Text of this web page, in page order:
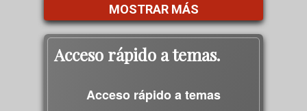
MOSTRAR MÁS
Acceso rápido a temas.
Acceso rápido a temas